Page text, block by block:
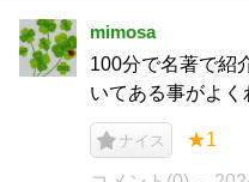
mimosa
100分で名著で紹
いてある事がよく
ナイス ★1